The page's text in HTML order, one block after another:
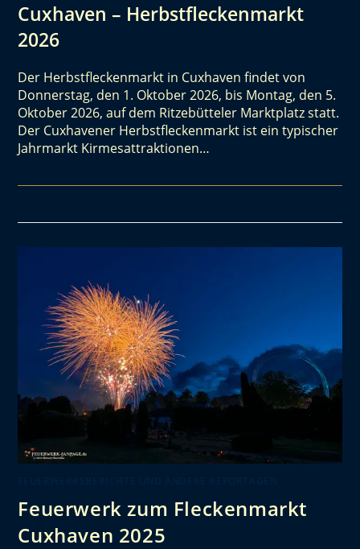
Cuxhaven – Herbstfleckenmarkt
2026
Der Herbstfleckenmarkt in Cuxhaven findet von
Donnerstag, den 1. Oktober 2026, bis Montag, den 5.
Oktober 2026, auf dem Ritzebütteler Marktplatz statt.
Der Cuxhavener Herbstfleckenmarkt ist ein typischer
Jahrmarkt Kirmesattraktionen…
Feuerwerk zum Fleckenmarkt
Cuxhaven 2025